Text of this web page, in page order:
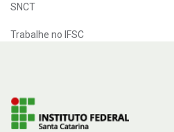
SNCT
Trabalhe no IFSC